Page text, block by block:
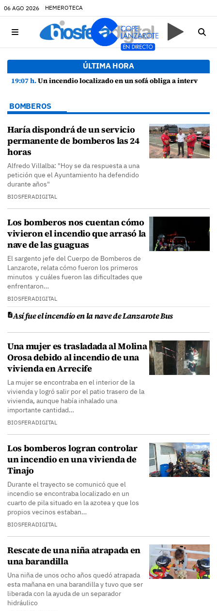
06 AGO 2026 HEMEROTECA
ÚLTIMA HORA
19:07 h.Un incendio localizado en un sofá obliga a intervenir en una vivienda de Playa Honda
BOMBEROS
Haría dispondrá de un servicio
permanente de bomberos las 24
horas
Alfredo Villalba: "Hoy se da respuesta a una
petición que el Ayuntamiento ha defendido
durante años"
BIOSFERADIGITAL
Los bomberos nos cuentan cómo
vivieron el incendio que arrasó la
nave de las guaguas
El sargento jefe del Cuerpo de Bomberos de
Lanzarote, relata cómo fueron los primeros
minutos y cuáles fueron las dificultades que
enfrentaron…
BIOSFERADIGITAL
Así fue el incendio en la nave de Lanzarote Bus
Una mujer es trasladada al Molina
Orosa debido al incendio de una
vivienda en Arrecife
La mujer se encontraba en el interior de la
vivienda y logró salir por el patio trasero de la
vivienda, aunque había inhalado una
importante cantidad…
BIOSFERADIGITAL
Los bomberos logran controlar
un incendio en una vivienda de
Tinajo
Durante el trayecto se comunicó que el
incendio se encontraba localizado en un
cuarto de pila situado en la azotea y que los
propios vecinos estaban…
BIOSFERADIGITAL
Rescate de una niña atrapada en
una barandilla
Una niña de unos ocho años quedó atrapada
esta mañana en una barandilla y tuvo que ser
liberada con la ayuda de un separador
hidráulico